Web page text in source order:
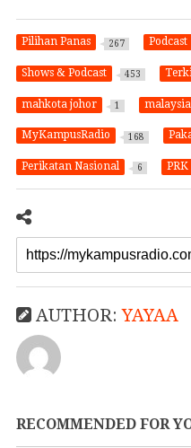
Pilihan Panas 267 Podcast
Shows & Podcast 453
mahkota johor 1 malaysia
MyKampusRadio 168
Perikatan Nasional 6
AUTHOR:YAYAA
RECOMMENDED FOR